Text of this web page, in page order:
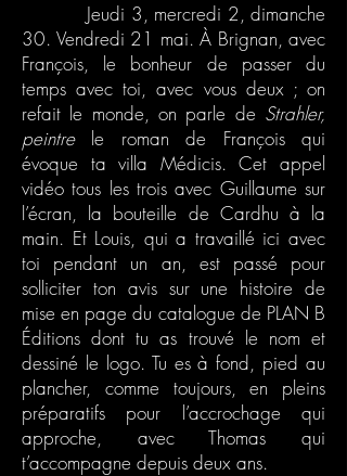
Jeudi 3, mercredi 2, dimanche
30. Vendredi 21 mai. À Brignan, avec
François, le bonheur de passer du
temps avec toi, avec vous deux ; on
refait le monde, on parle de Strahler,
peintrele roman de François qui
évoque ta villa Médicis. Cet appel
vidéo tous les trois avec Guillaume sur
l’écran, la bouteille de Cardhu à la
main. Et Louis, qui a travaillé ici avec
toi pendant un an, est passé pour
solliciter ton avis sur une histoire de
mise en page du catalogue de PLAN B
Éditions dont tu as trouvé le nom et
dessiné le logo. Tu es à fond, pied au
plancher, comme toujours, en pleins
préparatifs pour l’accrochage qui
approche, avec Thomas qui
t’accompagne depuis deux ans.